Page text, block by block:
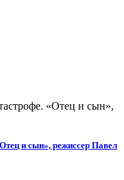
«Отец и сын»,
и сын», режиссер Павел